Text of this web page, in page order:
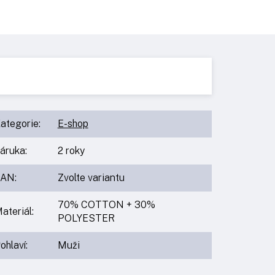
: E-shop
: 2 roky
: Zvolte variantu
:
70% COTTON + 30%
POLYESTER
: Muži